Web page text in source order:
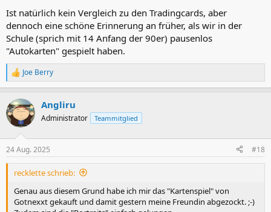
Ist natürlich kein Vergleich zu den Tradingcards, aber
dennoch eine schöne Erinnerung an früher, als wir in der
Schule (sprich mit 14 Anfang der 90er) pausenlos
"Autokarten" gespielt haben.
R
e
k
t
i
e
n
Joe Berry
Angliru
Administrator Teammitglied
24 Aug. 2025 #18
recklette schrieb:
Genau aus diesem Grund habe ich mir das "Kartenspiel" von
Gotnexxt gekauft und damit gestern meine Freundin abgezockt. ;-)